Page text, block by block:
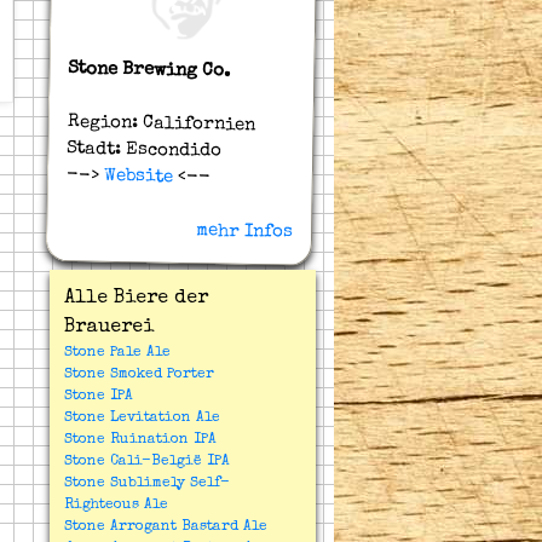
Stone Brewing Co.
Region: Californien
Stadt: Escondido
-->Website<--
mehr Infos
Alle Biere der
Brauerei
Stone Pale Ale
Stone Smoked Porter
Stone IPA
Stone Levitation Ale
Stone Ruination IPA
Stone Cali-België IPA
Stone Sublimely Self-
Righteous Ale
Stone Arrogant Bastard Ale